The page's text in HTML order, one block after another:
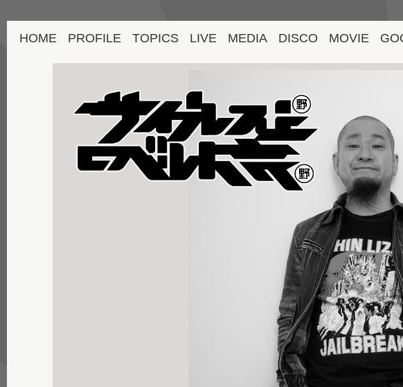
HOME PROFILE TOPICS LIVE MEDIA DISCO MOVIE